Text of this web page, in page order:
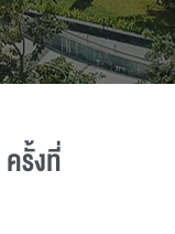
รั้งที่